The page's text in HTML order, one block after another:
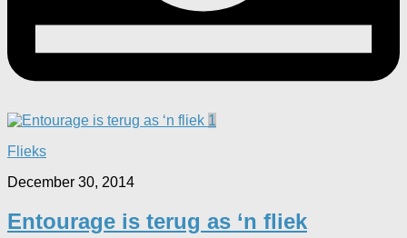
1
Flieks
December 30, 2014
Entourage is terug as ‘n fliek